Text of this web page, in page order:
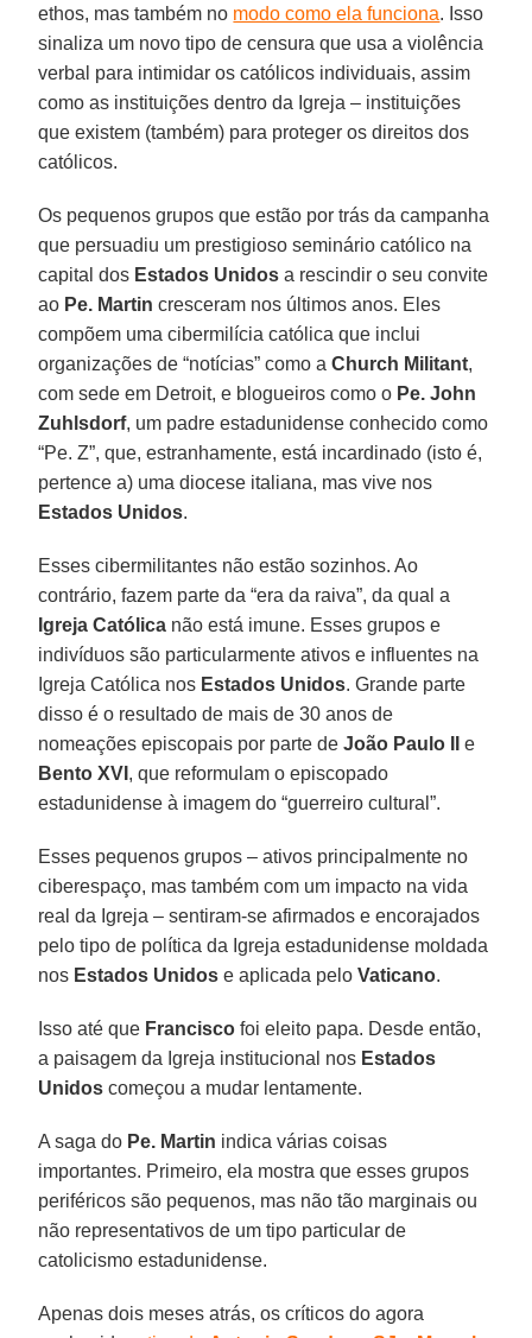
ethos, mas também no modo como ela funciona. Isso
sinaliza um novo tipo de censura que usa a violência
verbal para intimidar os católicos individuais, assim
como as instituições dentro da Igreja – instituições
que existem (também) para proteger os direitos dos
católicos.
Os pequenos grupos que estão por trás da campanha
que persuadiu um prestigioso seminário católico na
capital dos Estados Unidos a rescindir o seu convite
ao Pe. Martin cresceram nos últimos anos. Eles
compõem uma cibermilícia católica que inclui
organizações de “notícias” como aChurch Militant,
com sede em Detroit, e blogueiros como o Pe. John
Zuhlsdorf, um padre estadunidense conhecido como
“Pe. Z”, que, estranhamente, está incardinado (isto é,
pertence a) uma diocese italiana, mas vive nos
Estados Unidos.
Esses cibermilitantes não estão sozinhos. Ao
contrário, fazem parte da “era da raiva”, da qual a
Igreja Católica não está imune. Esses grupos e
indivíduos são particularmente ativos e influentes na
Igreja Católica nos Estados Unidos. Grande parte
disso é o resultado de mais de 30 anos de
nomeações episcopais por parte deJoão Paulo II
e
Bento XVI , que reformulam o episcopado
estadunidense à imagem do “guerreiro cultural”.
Esses pequenos grupos – ativos principalmente no
ciberespaço, mas também com um impacto na vida
real da Igreja – sentiram-se afirmados e encorajados
pelo tipo de política da Igreja estadunidense moldada
nos Estados Unidos e aplicada peloVaticano.
Isso até que Francisco foi eleito papa. Desde então,
a paisagem da Igreja institucional nos Estados
Unidos começou a mudar lentamente.
A saga do Pe. Martin indica várias coisas
importantes. Primeiro, ela mostra que esses grupos
periféricos são pequenos, mas não tão marginais ou
não representativos de um tipo particular de
catolicismo estadunidense.
Apenas dois meses atrás, os críticos do agora